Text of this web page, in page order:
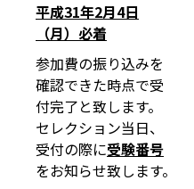
平成31年2月4日
（月）必着
参加費の振り込みを
確認できた時点で受
付完了と致します。
セレクション当日、
受付の際に受験番号
をお知らせ致します。